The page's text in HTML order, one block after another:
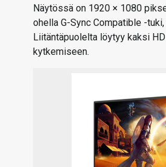
Näytössä on 1920 × 1080
ohella G-Sync Compatible -
Liitäntäpuolelta löytyy kaksi
kytkemiseen.